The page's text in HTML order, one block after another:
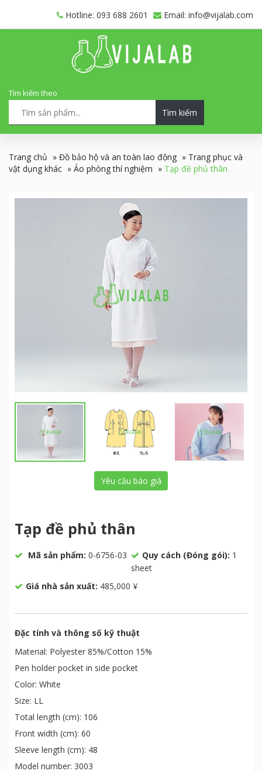
Hotline: 093 688 2601 Email: info@vijalab.com
Tìm kiếm theo
Tìm kiếm
Trang chủ » Đồ bảo hộ và an toàn lao động » Trang phục và
vật dụng khác » Áo phòng thí nghiệm » Tạp đề phủ thân
Yêu cầu báo giá
Tạp đề phủ thân
Mã sản phẩm: 0-6756-03 Quy cách (Đóng gói): 1
sheet
Giá nhà sản xuất: 485,000 ¥
Đặc tính và thông số kỹ thuật
Material: Polyester 85%/Cotton 15%
Pen holder pocket in side pocket
Color: White
Size: LL
Total length (cm): 106
Front width (cm): 60
Sleeve length (cm): 48
Model number: 3003